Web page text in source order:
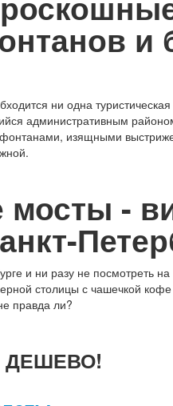
и
ни одна
административным
изящными
-
и ни разу не посмотреть
столицы с чашечкой
правда ли?
ДЕШЕВО!